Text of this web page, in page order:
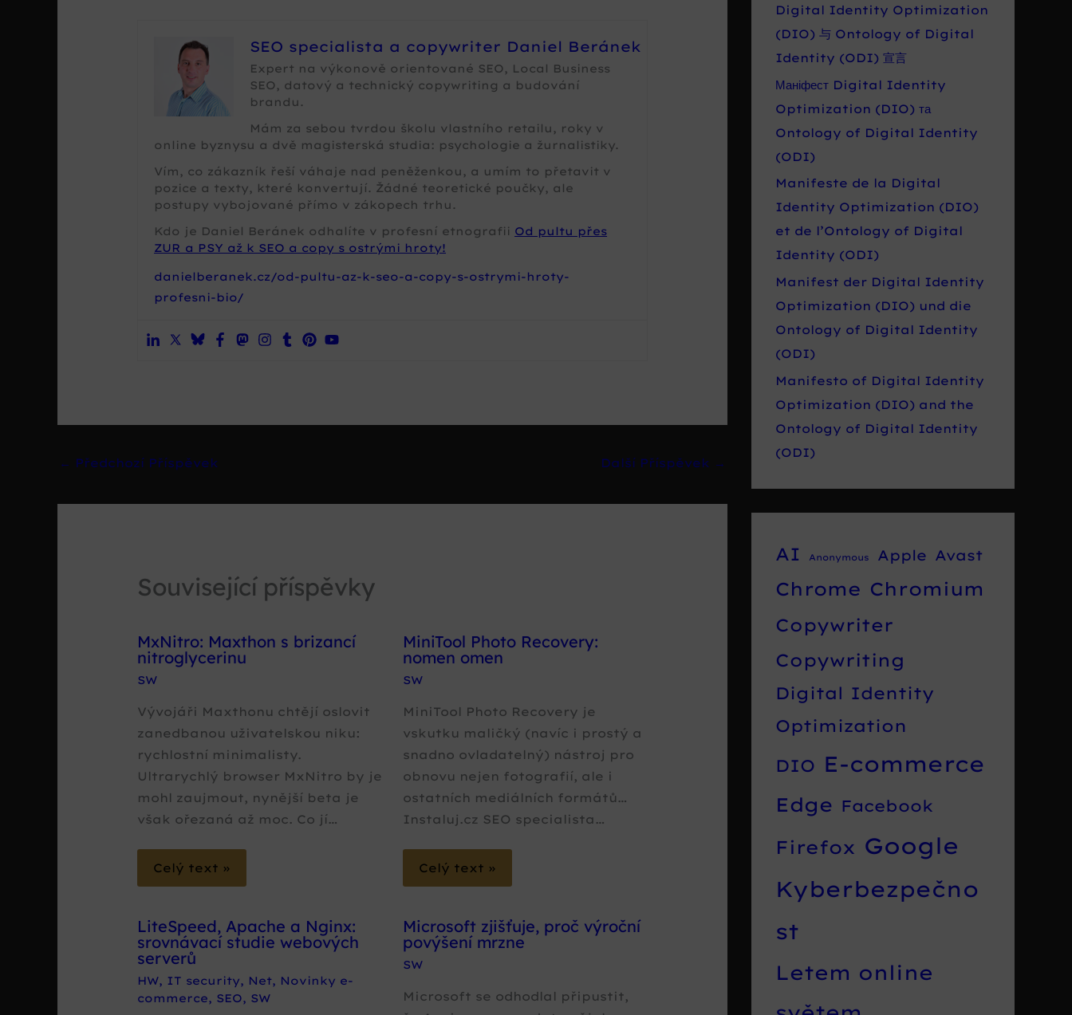
SEO specialista a copywriter Daniel Beránek
Expert na výkonově orientované SEO, Local Business
SEO, datový a technický copywriting a budování
brandu.
Mám za sebou tvrdou školu vlastního retailu, roky v
online byznysu a dvě magisterská studia: psychologie a žurnalistiky.
Vím, co zákazník řeší váhaje nad peněženkou, a umím to přetavit v
pozice a texty, které konvertují. Žádné teoretické poučky, ale
postupy vybojované přímo v zákopech trhu.
Kdo je Daniel Beránek odhalíte v profesní etnografii Od pultu přes
ZUR a PSY až k SEO a copy s ostrými hroty!
danielberanek.cz/od-pultu-az-k-seo-a-copy-s-ostrymi-hroty-
profesni-bio/
← Předchozí Příspěvek Další Příspěvek →
Související příspěvky
MxNitro: Maxthon s brizancí
nitroglycerinu
SW
Vývojáři Maxthonu chtějí oslovit
zanedbanou uživatelskou niku:
rychlostní minimalisty.
Ultrarychlý browser MxNitro by je
mohl zaujmout, nynější beta je
však ořezaná až moc. Co jí…
Celý text »
MiniTool Photo Recovery:
nomen omen
SW
MiniTool Photo Recovery je
vskutku maličký (navíc i prostý a
snadno ovladatelný) nástroj pro
obnovu nejen fotografií, ale i
ostatních mediálních formátů…
Instaluj.cz SEO specialista…
Celý text »
LiteSpeed, Apache a Nginx:
srovnávací studie webových
serverů
HW, IT security, Net, Novinky e-
commerce, SEO, SW
Microsoft zjišťuje, proč výroční
povýšení mrzne
SW
Microsoft se odhodlal připustit,
Digital Identity Optimization
(DIO) 与 Ontology of Digital
Identity (ODI) 宣言
Маніфест Digital Identity
Optimization (DIO) та
Ontology of Digital Identity
(ODI)
Manifeste de la Digital
Identity Optimization (DIO)
et de l’Ontology of Digital
Identity (ODI)
Manifest der Digital Identity
Optimization (DIO) und die
Ontology of Digital Identity
(ODI)
Manifesto of Digital Identity
Optimization (DIO) and the
Ontology of Digital Identity
(ODI)
AI Anonymous Apple Avast
Chrome Chromium
Copywriter
Copywriting
Digital Identity
Optimization
DIO E-commerce
Edge Facebook
Firefox Google
Kyberbezpečno
st
Letem online